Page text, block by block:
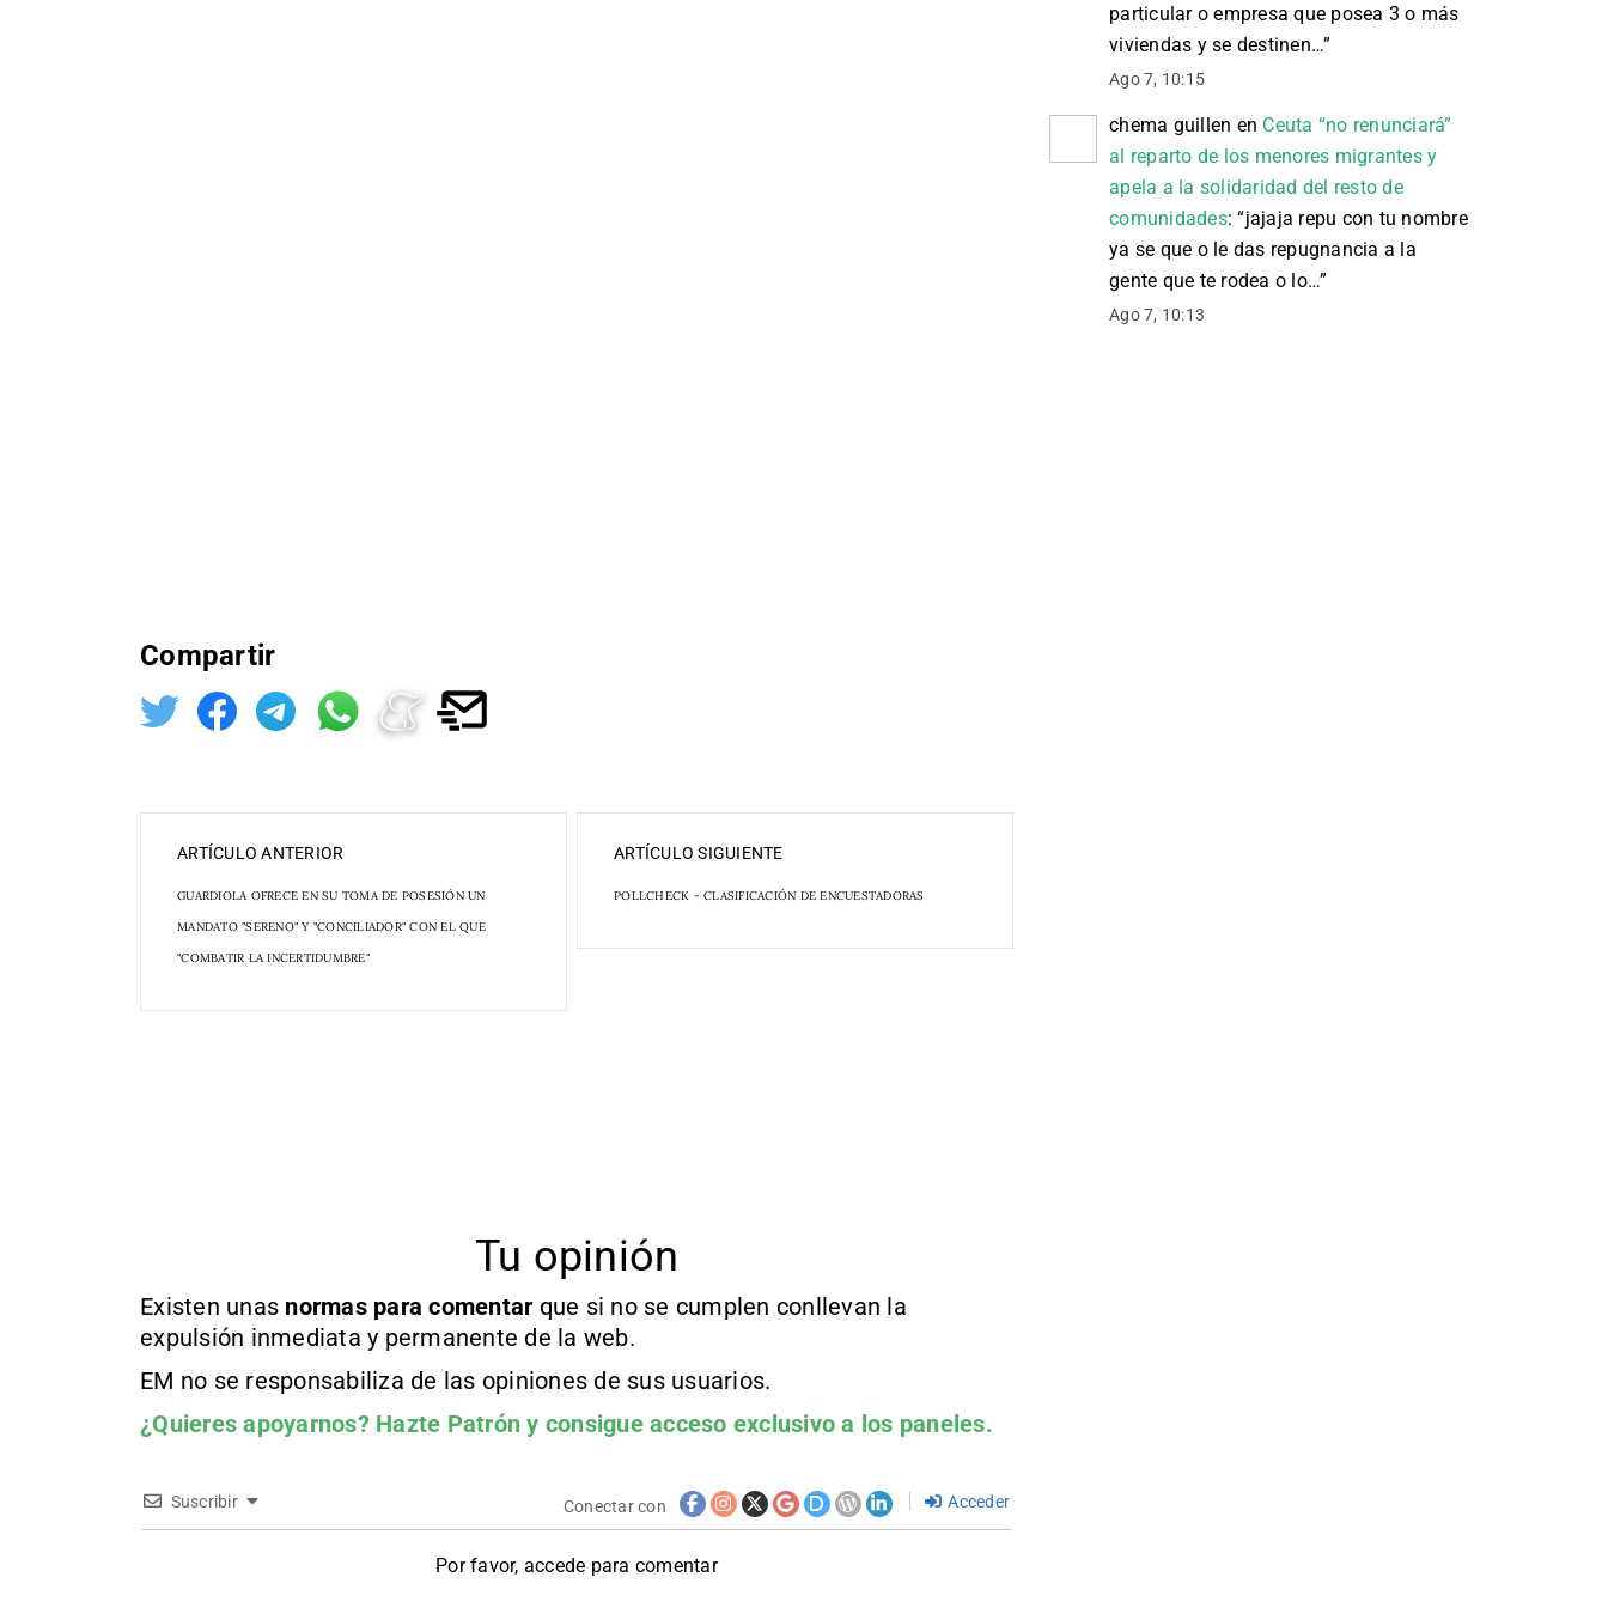
Compartir
ARTÍCULO ANTERIOR
GUARDIOLA OFRECE EN SU TOMA DE POSESIÓN UN
MANDATO "SERENO" Y "CONCILIADOR" CON EL QUE
"COMBATIR LA INCERTIDUMBRE"
ARTÍCULO SIGUIENTE
POLLCHECK - CLASIFICACIÓN DE ENCUESTADORAS
Tu opinión
Existen unas normas para comentar que si no se cumplen conllevan la
expulsión inmediata y permanente de la web.
EM no se responsabiliza de las opiniones de sus usuarios.
¿Quieres apoyarnos? Hazte Patrón y consigue acceso exclusivo a los paneles.
Suscribir Conectar con Acceder
Por favor, accede para comentar
particular o empresa que posea 3 o más
viviendas y se destinen…”
Ago 7, 10:15
chema guillen en Ceuta “no renunciará”
al reparto de los menores migrantes y
apela a la solidaridad del resto de
comunidades: “jajaja repu con tu nombre
ya se que o le das repugnancia a la
gente que te rodea o lo…”
Ago 7, 10:13